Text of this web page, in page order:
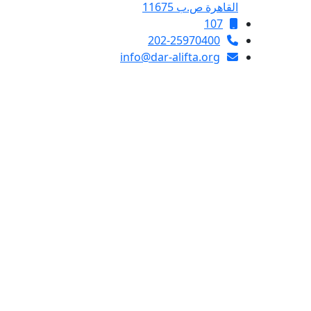
القاهرة ص.ب 11675
107
202-25970400
info@dar-alifta.org